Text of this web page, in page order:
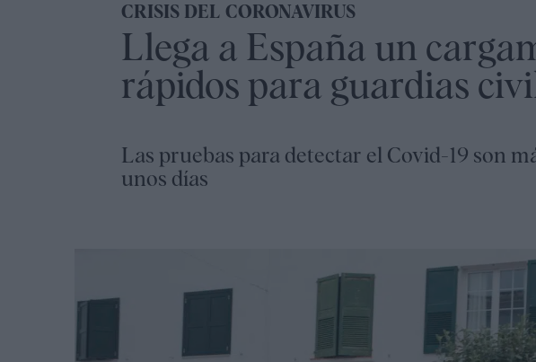
CRISIS DEL CORONAVIRUS
Llega a España un
rápidos para guardias
Las pruebas para detectar el Covid-19 son
unos días